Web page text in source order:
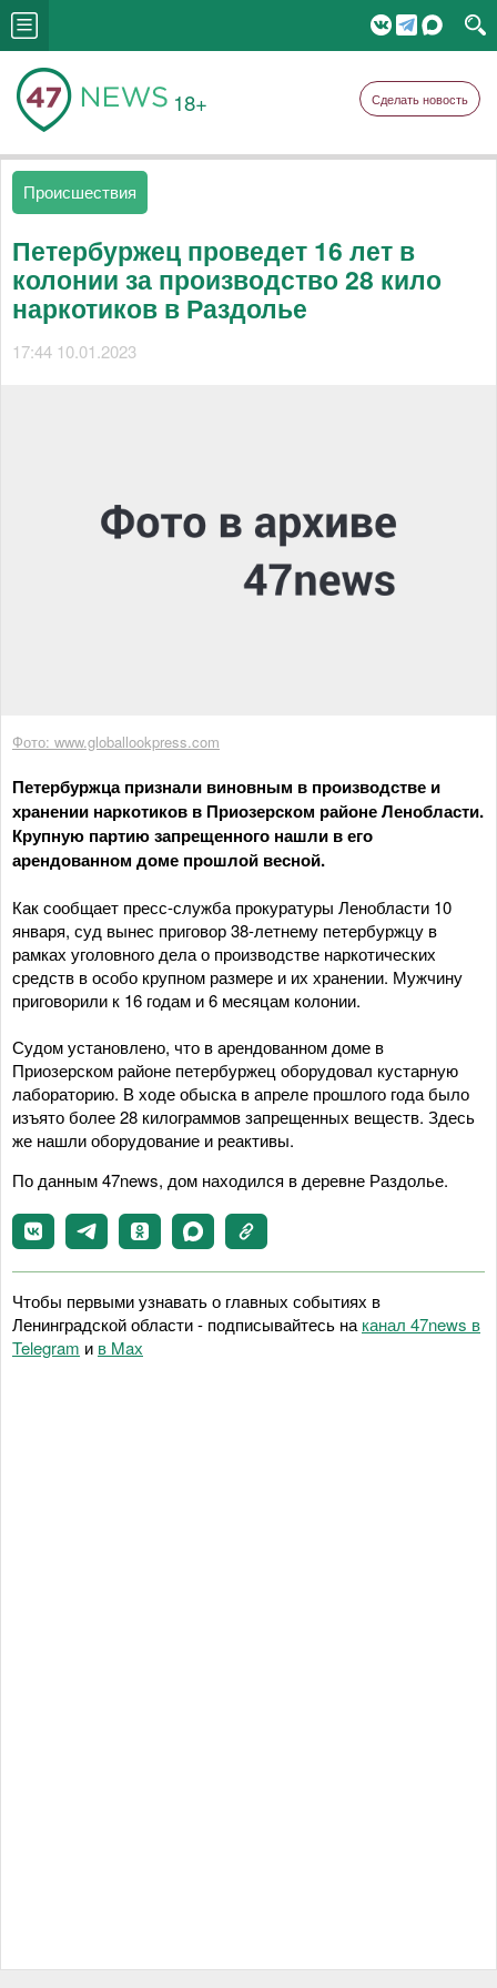
18+ Сделать новость
Происшествия
Петербуржец проведет 16 лет в
колонии за производство 28 кило
наркотиков в Раздолье
17:44 10.01.2023
Фото: www.globallookpress.com
Петербуржца признали виновным в производстве и
хранении наркотиков в Приозерском районе Ленобласти.
Крупную партию запрещенного нашли в его
арендованном доме прошлой весной.
Как сообщает пресс-служба прокуратуры Ленобласти 10
января, суд вынес приговор 38-летнему петербуржцу в
рамках уголовного дела о производстве наркотических
средств в особо крупном размере и их хранении. Мужчину
приговорили к 16 годам и 6 месяцам колонии.
Судом установлено, что в арендованном доме в
Приозерском районе петербуржец оборудовал кустарную
лабораторию. В ходе обыска в апреле прошлого года было
изъято более 28 килограммов запрещенных веществ. Здесь
же нашли оборудование и реактивы.
По данным 47news, дом находился в деревне Раздолье.
Чтобы первыми узнавать о главных событиях в
Ленинградской области - подписывайтесь на канал 47news в
Telegram и в Maх